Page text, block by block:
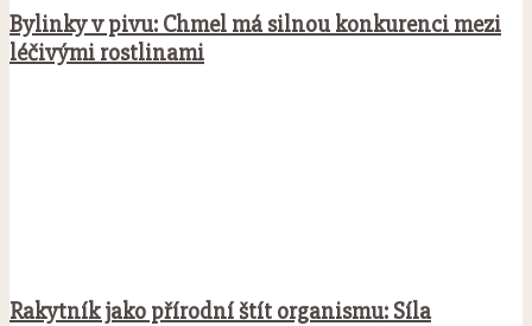
Bylinky v pivu: Chmel má silnou konkurenci mezi
léčivými rostlinami
Rakytník jako přírodní štít organismu: Síla